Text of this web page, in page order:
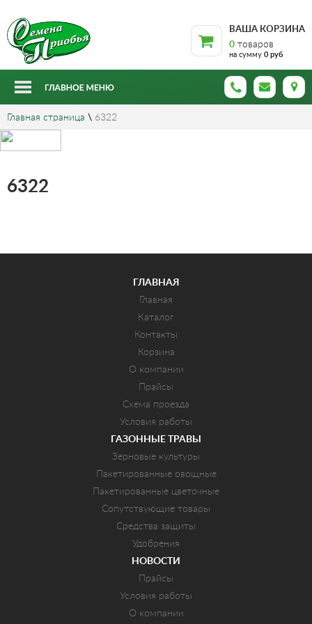
ВАША КОРЗИНА
0 товаров
на сумму 0 руб
Главная страница \ 6322
6322
ГЛАВНАЯ
Главная
Каталог
Контакты
Корзина
О компании
Прайсы
Схема проезда
Условия работы
ГАЗОННЫЕ ТРАВЫ
Зерновые культуры
Пакетированные овощные
Пакетированные цветочные
Сопутствующие товары
Средства защиты
Удобрения
НОВОСТИ
Прайсы
Условия работы
О компании